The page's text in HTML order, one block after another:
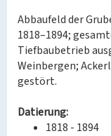
Abbaufeld der
1818–1894;
Tiefbaubetrieb
Weinbergen;
gestört.
Datierung:
1818 - 1894